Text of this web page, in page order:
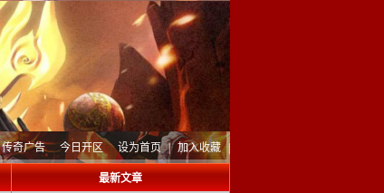
加入收藏
设为首页 |
今日开区
传奇广告
最新文章